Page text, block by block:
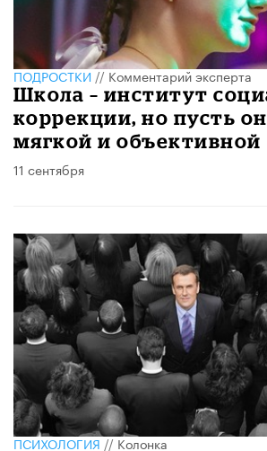
ПОДРОСТКИ//Комментарий эксперта
Школа – институт
коррекции, но пусть
мягкой и объективной
11 сентября
ПСИХОЛОГИЯ//Колонка